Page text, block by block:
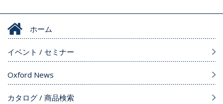
ホーム
イベント / セミナー
Oxford News
カタログ / 商品検索